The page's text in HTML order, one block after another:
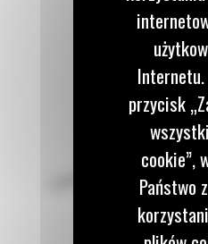
przycisk
cookie”,
Państwo